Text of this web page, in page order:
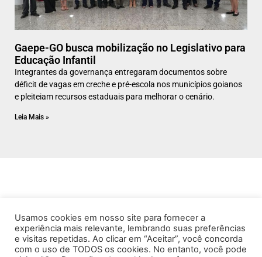
Gaepe-GO busca mobilização no Legislativo para
Educação Infantil
Integrantes da governança entregaram documentos sobre
déficit de vagas em creche e pré-escola nos municípios goianos
e pleiteiam recursos estaduais para melhorar o cenário.
Leia Mais »
Usamos cookies em nosso site para fornecer a
experiência mais relevante, lembrando suas preferências
e visitas repetidas. Ao clicar em “Aceitar”, você concorda
com o uso de TODOS os cookies. No entanto, você pode